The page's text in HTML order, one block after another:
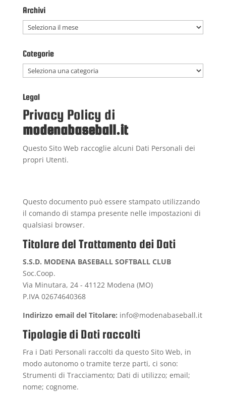
Archivi
Archivi
Categorie
Categorie
Legal
Privacy Policy di
modenabaseball.it
Questo Sito Web raccoglie alcuni Dati Personali dei
propri Utenti.
Questo documento può essere stampato utilizzando
il comando di stampa presente nelle impostazioni di
qualsiasi browser.
Titolare del Trattamento dei Dati
S.S.D. MODENA BASEBALL SOFTBALL CLUB
Soc.Coop.
Via Minutara, 24 - 41122 Modena (MO)
P.IVA 02674640368
Indirizzo email del Titolare: info@modenabaseball.it
Tipologie di Dati raccolti
Fra i Dati Personali raccolti da questo Sito Web, in
modo autonomo o tramite terze parti, ci sono:
Strumenti di Tracciamento; Dati di utilizzo; email;
nome; cognome.